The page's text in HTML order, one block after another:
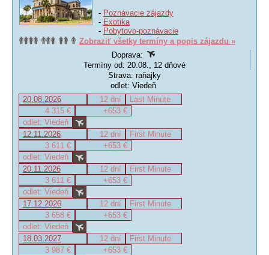
- Poznávacie zájazdy
- Exotika
- Pobytovo-poznávacie
Zobraziť všetky termíny a popis zájazdu »
Doprava:
Termíny od: 20.08., 12 dňové
Strava: raňajky
odlet: Viedeň
20.08.2026
12 dní
Last Minute
4 315 €
+653 €
odlet: Viedeň
12.11.2026
12 dní
First Minute
3 611 €
+653 €
odlet: Viedeň
20.11.2026
12 dní
First Minute
3 611 €
+653 €
odlet: Viedeň
17.12.2026
12 dní
First Minute
3 658 €
+653 €
odlet: Viedeň
18.03.2027
12 dní
First Minute
3 987 €
+653 €